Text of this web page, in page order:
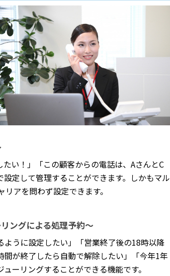
い！」「この顧客からの電話は、AさんとC
定して管理することができます。しかもマル
アを問わず設定できます。
ングによる処理予約～
ように設定したい」「営業終了後の18時以降
が終了したら自動で解除したい」「今年1年
ーリングすることができる機能です。